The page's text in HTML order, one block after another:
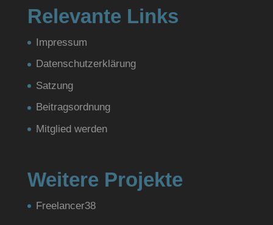
Relevante Links
Impressum
Datenschutzerklärung
Satzung
Beitragsordnung
Mitglied werden
Weitere Projekte
Freelancer38